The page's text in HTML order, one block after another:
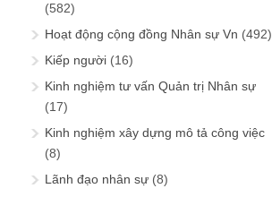
(582)
Hoạt động cộng đồng Nhân sự Vn (492)
Kiếp người (16)
Kinh nghiệm tư vấn Quản trị Nhân sự
(17)
Kinh nghiệm xây dựng mô tả công việc
(8)
Lãnh đạo nhân sự (8)